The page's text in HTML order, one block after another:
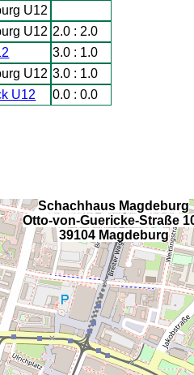
U12
U12 2.0 : 2.0
3.0 : 1.0
U12 3.0 : 1.0
U12 0.0 : 0.0
Schachhaus Magdeburg
Otto-von-Guericke-Straße
39104 Magdeburg